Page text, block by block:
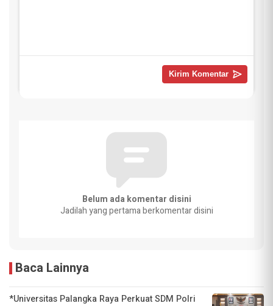
Belum ada komentar disini
Jadilah yang pertama berkomentar disini
Baca Lainnya
*Universitas Palangka Raya Perkuat SDM Polri